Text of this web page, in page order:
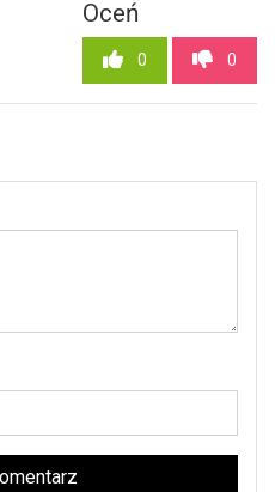
Oceń
0 0